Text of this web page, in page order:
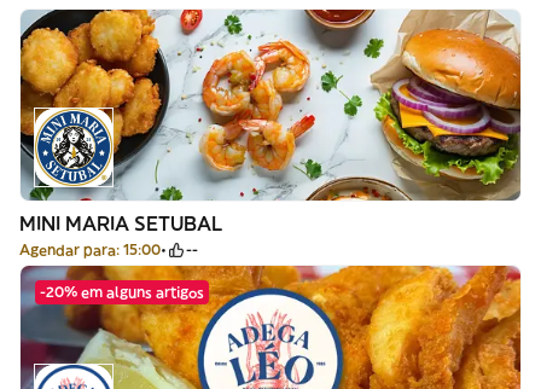
MINI MARIA SETUBAL
Agendar para: 15:00 --
-20% em alguns artigos